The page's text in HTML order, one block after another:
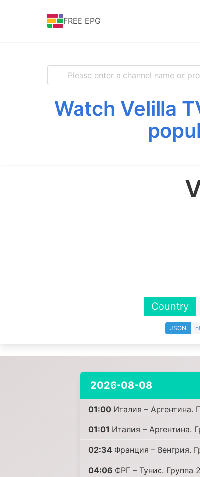
FREE EPG
Watch Velilla
Country
JSON
2026-08-08
01:00 Италия – Аргентина.
01:01 Италия – Аргентина.
02:34 Франция – Венгрия.
04:06 ФРГ – Тунис. Группа